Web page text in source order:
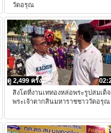
วัดอรุณ
ดู 2,499 ครั้ง
สิงโตที่งานเททองหล่อพระรูปสมเด็จ
พระเจ้าตากสินมหาราชชาววัดอรุณ